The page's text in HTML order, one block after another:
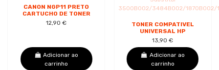
CANON NGP11 PRETO
CARTUCHO DE TONER
GENÉRICO -
SUBSTITUI 1382A002
12,90 €
Adicionar ao
carrinho
TONER COMPATIVEL
UNIVERSAL HP
CB435A/CB436A/CE285A/
CANON
728/725/712/713/726
13,90 €
Adicionar ao
carrinho